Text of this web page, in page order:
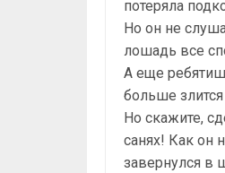
потеряла
Но он не
лошадь все
А еще
больше
Но скажите,
санях! Как он
завернулся в